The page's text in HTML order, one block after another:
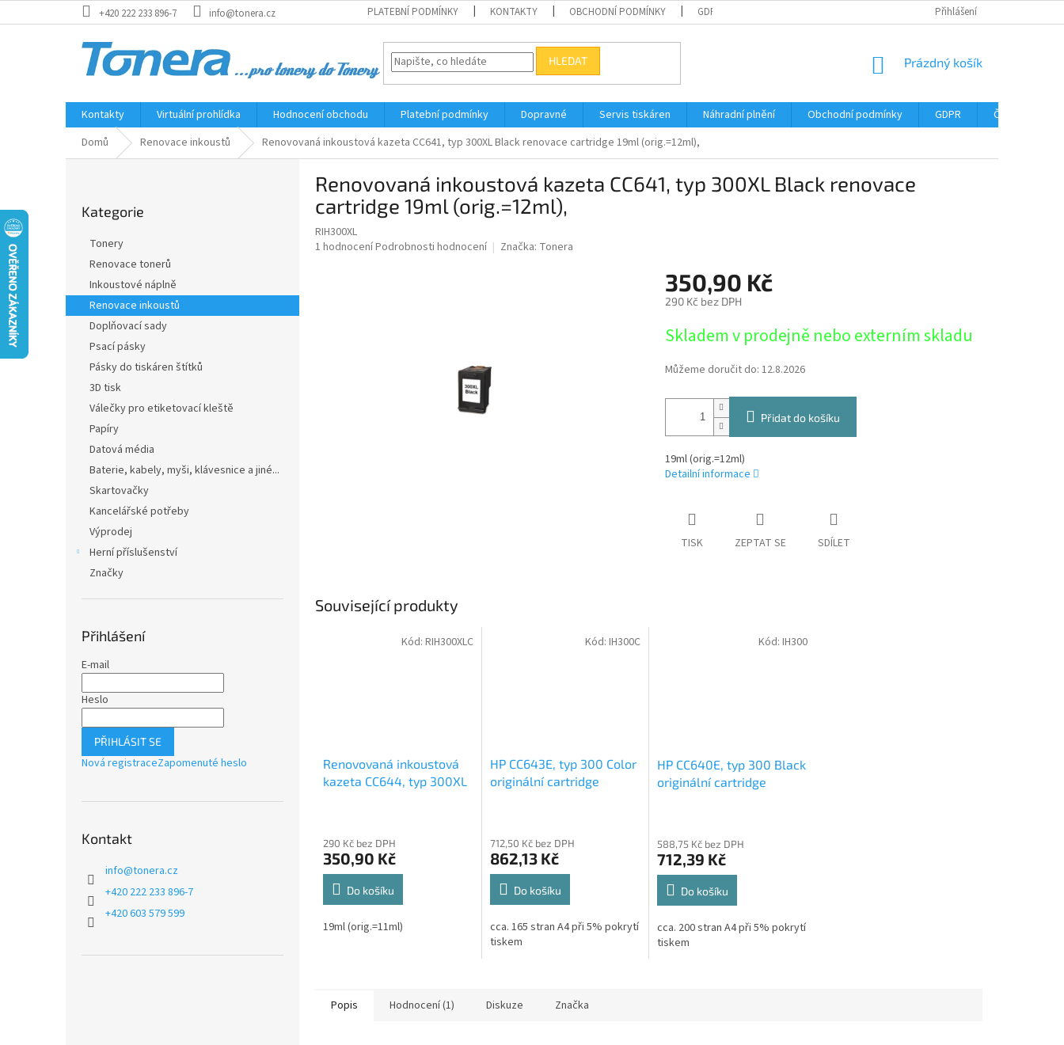
na
+420 222 233 896-7 info@tonera.cz PLATEBNÍ PODMÍNKY KONTAKTY OBCHODNÍ PODMÍNKY GDPR SERVIS TISKÁREN
Přihlášení
HLEDAT
NÁKUPNÍ
Prázdný košík
Kontakty Virtuální prohlídka Hodnocení obchodu Platební podmínky Dopravné Servis tiskáren Náhradní plnění Obchodní podmínky GDPR
Časté dotazy
Domů
Renovace inkoustů Renovovaná inkoustová kazeta CC641, typ 300XL Black renovace cartridge 19ml (orig.=12ml),
kategorie
Kategorie
Tonery
Renovace tonerů
Inkoustové náplně
Renovace inkoustů
Doplňovací sady
Psací pásky
Pásky do tiskáren štítků
3D tisk
Válečky pro etiketovací kleště
Papíry
Datová média
Baterie, kabely, myši, klávesnice a jiné...
Skartovačky
Kancelářské potřeby
Výprodej
Herní příslušenství
Značky
Přihlášení
E-mail
Heslo
PŘIHLÁSIT SE
Nová registraceZapomenuté heslo
Kontakt
info@tonera.cz
+420 222 233 896-7
+420 603 579 599
Renovovaná inkoustová kazeta CC641, typ 300XL Black renovace
cartridge 19ml (orig.=12ml),
RIH300XL
Průměrné
1 hodnoceníPodrobnosti hodnocení Značka: Tonera
350,90 Kč
290 Kč bez DPH
cena:
Skladem v prodejně nebo externím skladu
Můžeme doručit do: 12.8.2026
Přidat do košíku
19ml (orig.=12ml)
Detailní informace
TISK ZEPTAT SE SDÍLET
Související produkty
Renovovaná inkoustová
kazeta CC644, typ 300XL
290 Kč bez DPH
350,90 Kč
Do košíku
19ml (orig.=11ml)
Kód: RIH300XLC
HP CC643E, typ 300 Color
originální cartridge
712,50 Kč bez DPH
862,13 Kč
Do košíku
cca. 165 stran A4 při 5% pokrytí
tiskem
Kód: IH300C
HP CC640E, typ 300 Black
originální cartridge
588,75 Kč bez DPH
712,39 Kč
Do košíku
cca. 200 stran A4 při 5% pokrytí
tiskem
Kód:IH300
Popis Hodnocení (1) Diskuze Značka